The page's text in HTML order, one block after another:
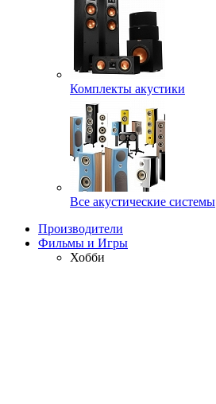
Комплекты акустики
Все акустические системы
Производители
Фильмы и Игры
Хобби